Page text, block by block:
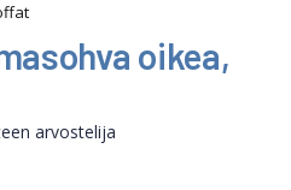
oikea,
arvostelija